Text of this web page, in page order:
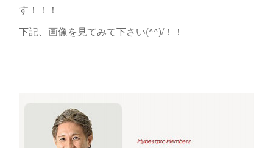
す！！！
下記、画像を見てみて下さい(^^)/！！